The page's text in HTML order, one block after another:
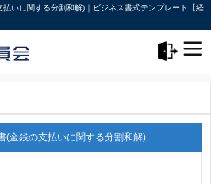
いに関する分割和解)｜ビジネス書式テンプレート【経
(金銭の支払いに関する分割和解)